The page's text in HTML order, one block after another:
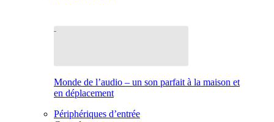
Monde de l’audio – un son parfait à la maison et
en déplacement
Périphériques d’entrée